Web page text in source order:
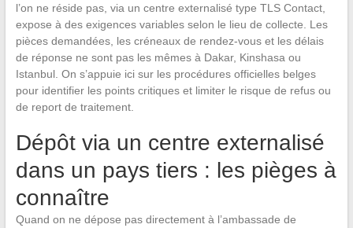
l’on ne réside pas, via un centre externalisé type TLS Contact,
expose à des exigences variables selon le lieu de collecte. Les
pièces demandées, les créneaux de rendez-vous et les délais
de réponse ne sont pas les mêmes à Dakar, Kinshasa ou
Istanbul. On s’appuie ici sur les procédures officielles belges
pour identifier les points critiques et limiter le risque de refus ou
de report de traitement.
Dépôt via un centre externalisé
dans un pays tiers : les pièges à
connaître
Quand on ne dépose pas directement à l’ambassade de